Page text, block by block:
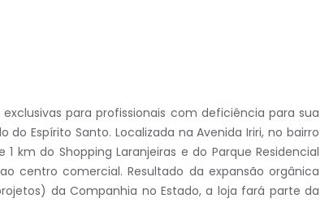
para profissionais com deficiência para sua
Espírito Santo. Localizada na Avenida Iriri, no bairro
km do Shopping Laranjeiras e do Parque Residencial
centro comercial. Resultado da expansão orgânica
da Companhia no Estado, a loja fará parte da